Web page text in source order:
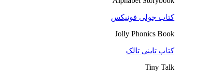
کتاب جولی فونیکس
Jolly Phonics Book
کتاب تاینی تالک
Tiny Talk